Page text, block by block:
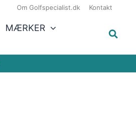
Om Golfspecialist.dk Kontakt
MÆRKER